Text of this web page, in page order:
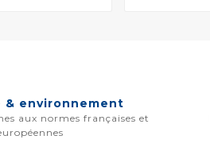
& environnement
aux normes françaises et